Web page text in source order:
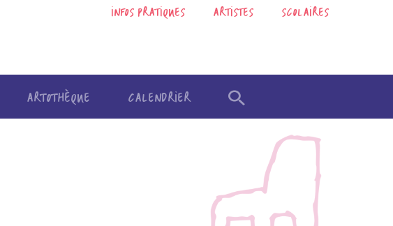
INFOS PRATIQUES ARTISTES SCOLAIRES
ARTOTHÈQUE CALENDRIER